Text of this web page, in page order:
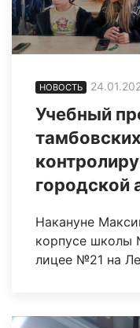
НОВОСТЬ
Учебный
городской
Накануне
корпусе школы
лицее №21 на